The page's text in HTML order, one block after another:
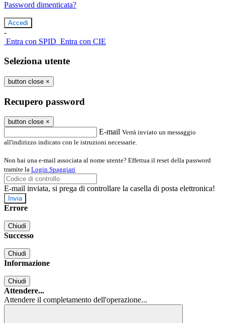
Password dimenticata?
-
Entra con SPID Entra con CIE
Seleziona utente
button close ×
Recupero password
button close ×
E-mail Verrà inviato un messaggio
all'indirizzo indicato con le istruzioni necessarie.
Non hai una e-mail associata al nome utente? Effettua il reset della password
tramite la Login Spaggiari
E-mail inviata, si prega di controllare la casella di posta elettronica!
Errore
Chiudi
Successo
Chiudi
Informazione
Chiudi
Attendere...
Attendere il completamento dell'operazione...